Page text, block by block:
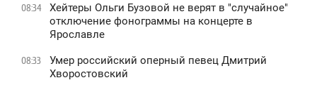
08:34
Хейтеры Ольги Бузовой не верят в "случайное"
отключение фонограммы на концерте в
Ярославле
08:33
Умер российский оперный певец Дмитрий
Хворостовский